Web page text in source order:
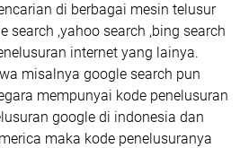
di berbagai mesin telusur
search ,yahoo search ,bing search
internet yang lainya.
misalnya google search pun
mempunyai kode penelusuran
google di indonesia dan
maka kode penelusuranya